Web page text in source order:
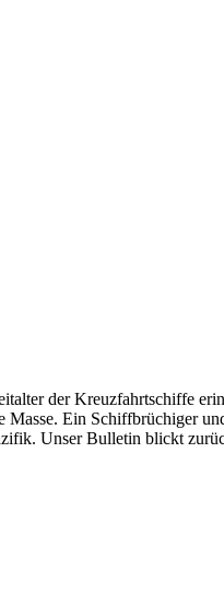
der Kreuzfahrtschiffe
Masse. Ein Schiffbrüchiger
Unser Bulletin blickt